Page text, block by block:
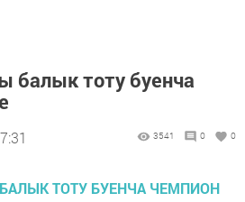
балык тоту буенча
3541 0 0